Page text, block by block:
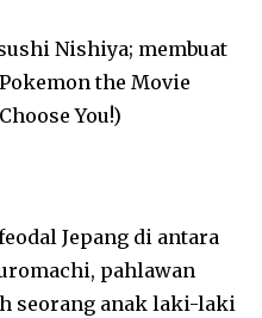
Nishiya; membuat
the Movie
You!)
Jepang di antara
pahlawan
seorang anak laki-laki